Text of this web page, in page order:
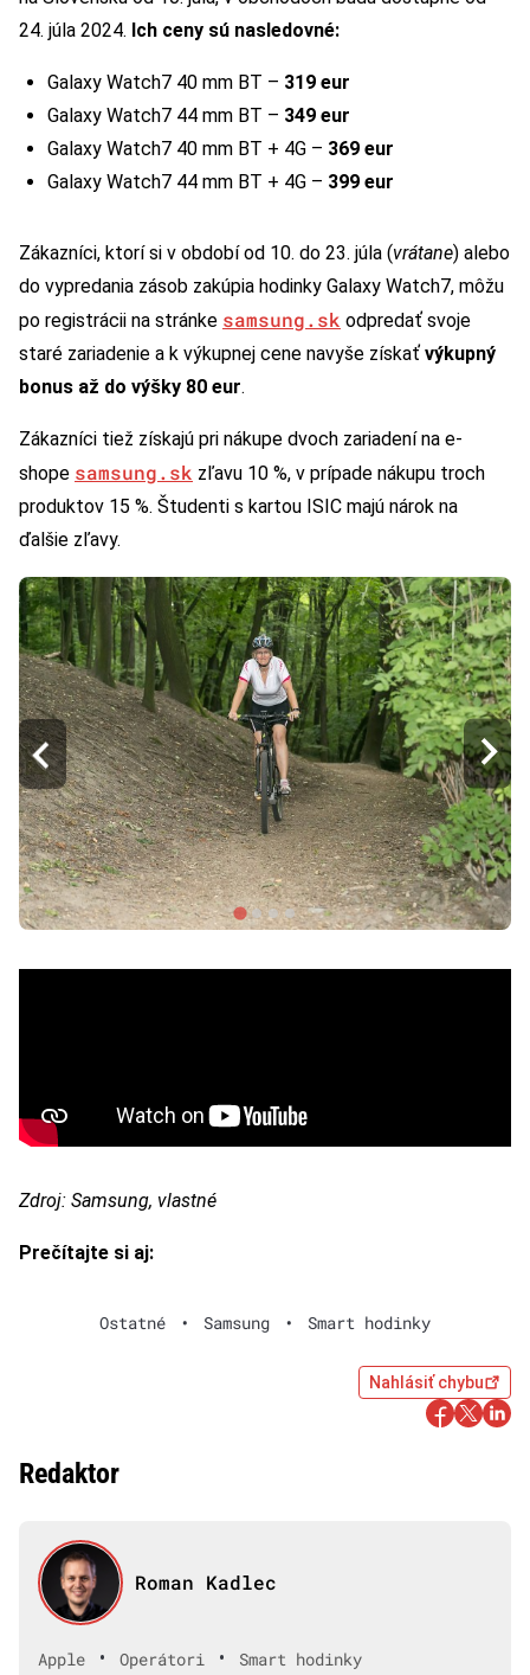
24. júla 2024. Ich ceny sú nasledovné:
Galaxy Watch7 40 mm BT – 319 eur
Galaxy Watch7 44 mm BT – 349 eur
Galaxy Watch7 40 mm BT + 4G – 369 eur
Galaxy Watch7 44 mm BT + 4G – 399 eur
Zákazníci, ktorí si v období od 10. do 23. júla (vrátane) alebo
do vypredania zásob zakúpia hodinky Galaxy Watch7, môžu
po registrácii na stránke samsung.sk odpredať svoje
staré zariadenie a k výkupnej cene navyše získať výkupný
bonus až do výšky 80 eur.
Zákazníci tiež získajú pri nákupe dvoch zariadení na e-
shope samsung.sk zľavu 10 %, v prípade nákupu troch
produktov 15 %. Študenti s kartou ISIC majú nárok na
ďalšie zľavy.
Zdroj: Samsung, vlastné
Prečítajte si aj:
Ostatné • Samsung • Smart hodinky
Nahlásiť chybu
Redaktor
Roman Kadlec
Apple • Operátori •
Smart hodinky